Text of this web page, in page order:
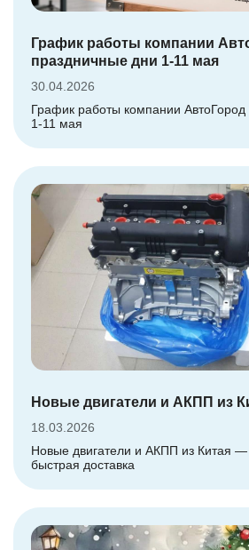
График работы компании
праздничные дни 1-11 мая
30.04.2026
График работы компании
1-11 мая
Новые двигатели и АКПП из
18.03.2026
Новые двигатели и АКПП из Китая
быстрая доставка